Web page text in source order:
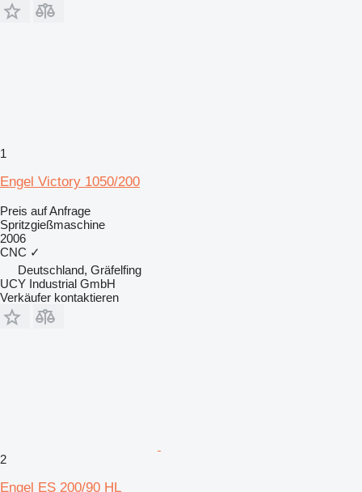
1
Engel Victory 1050/200
Preis auf Anfrage
Spritzgießmaschine
2006
CNC ✓
Deutschland, Gräfelfing
UCY Industrial GmbH
Verkäufer kontaktieren
2
Engel ES 200/90 HL